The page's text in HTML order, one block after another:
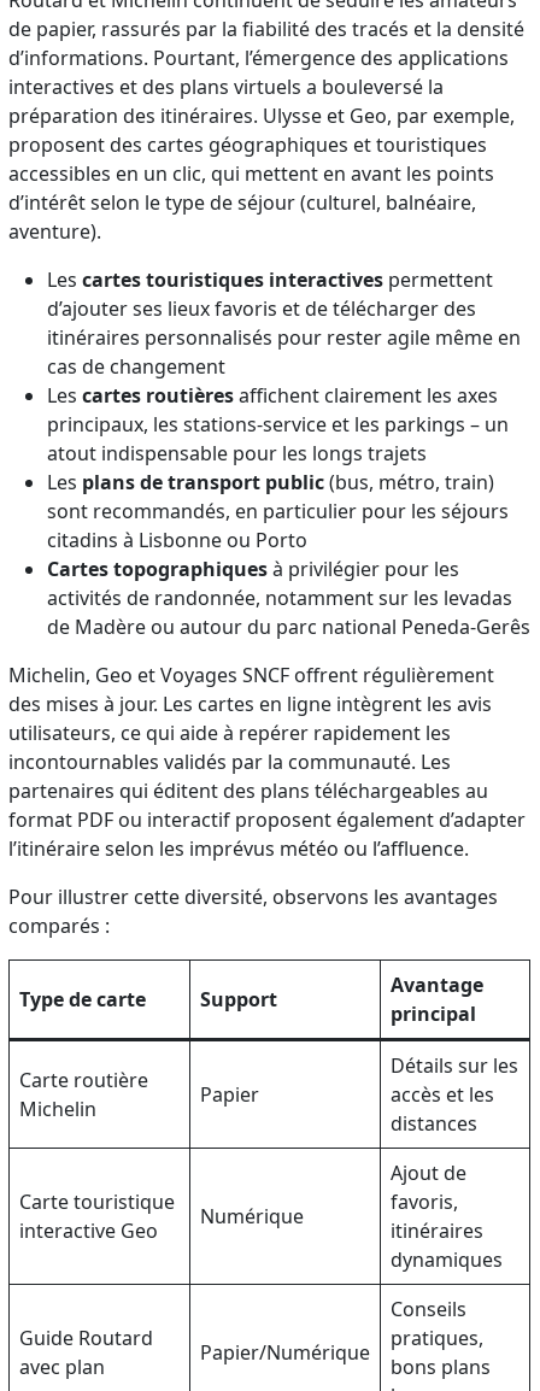
de papier, rassurés par la fiabilité des tracés et la densité
d’informations. Pourtant, l’émergence des applications
interactives et des plans virtuels a bouleversé la
préparation des itinéraires. Ulysse et Geo, par exemple,
proposent des cartes géographiques et touristiques
accessibles en un clic, qui mettent en avant les points
d’intérêt selon le type de séjour (culturel, balnéaire,
aventure).
Lescartes touristiques interactives permettent
d’ajouter ses lieux favoris et de télécharger des
itinéraires personnalisés pour rester agile même en
cas de changement
Lescartes routièresaffichent clairement les axes
principaux, les stations-service et les parkings – un
atout indispensable pour les longs trajets
Les plans de transport public(bus, métro, train)
sont recommandés, en particulier pour les séjours
citadins à Lisbonne ou Porto
Cartes topographiquesà privilégier pour les
activités de randonnée, notamment sur les levadas
de Madère ou autour du parc national Peneda-Gerês
Michelin, Geo et Voyages SNCF offrent régulièrement
des mises à jour. Les cartes en ligne intègrent les avis
utilisateurs, ce qui aide à repérer rapidement les
incontournables validés par la communauté. Les
partenaires qui éditent des plans téléchargeables au
format PDF ou interactif proposent également d’adapter
l’itinéraire selon les imprévus météo ou l’affluence.
Pour illustrer cette diversité, observons les avantages
comparés :
Type de carte Support
Avantage
principal
Carte routière
Michelin
Papier
Détails sur les
accès et les
distances
Carte touristique
interactive Geo
Numérique
Ajout de
favoris,
itinéraires
dynamiques
Guide Routard
avec plan
Papier/Numérique
Conseils
pratiques,
bons plans